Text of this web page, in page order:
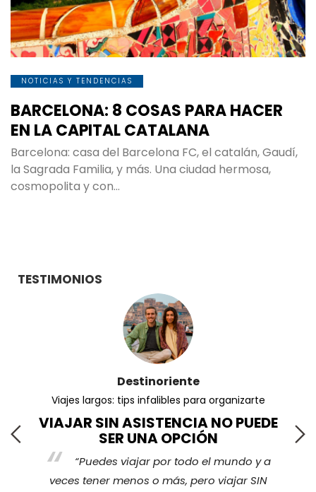
NOTICIAS Y TENDENCIAS
BARCELONA: 8 COSAS PARA HACER
EN LA CAPITAL CATALANA
Barcelona: casa del Barcelona FC, el catalán, Gaudí,
la Sagrada Familia, y más. Una ciudad hermosa,
cosmopolita y con…
TESTIMONIOS
Destinoriente
Viajes largos: tips infalibles para organizarte
VIAJAR SIN ASISTENCIA NO PUEDE
SER UNA OPCIÓN
“Puedes viajar por todo el mundo y a
veces tener menos o más, pero viajar SIN